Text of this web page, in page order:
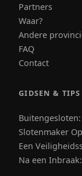
Partners
Waar?
Andere
FAQ
Contact
GIDSEN & TIPS
Slotenmaker
Een
Na een